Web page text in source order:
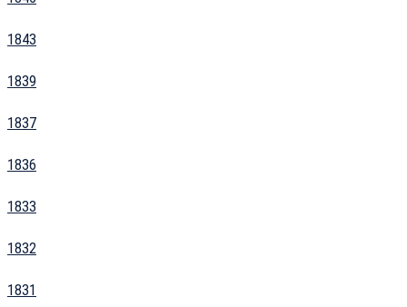
1843
1839
1837
1836
1833
1832
1831